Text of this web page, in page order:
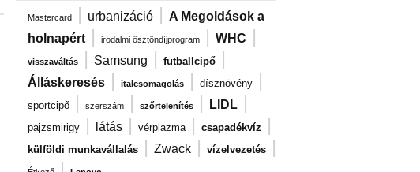
Mastercard | urbanizáció | A Megoldások a
holnapért | irodalmi ösztöndíjprogram | WHC |
visszaváltás | Samsung | futballcipő |
Álláskeresés | italcsomagolás | dísznövény |
sportcipő | szerszám | szőrtelenítés | LIDL |
pajzsmirigy | látás | vérplazma | csapadékvíz |
külföldi munkavállalás | Zwack | vízelvezetés |